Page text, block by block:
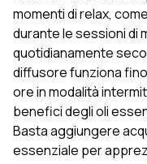
momenti di relax,
durante le sessioni di
quotidianamente
diffusore funziona
ore in modalità
benefici degli oli
Basta aggiungere
essenziale per